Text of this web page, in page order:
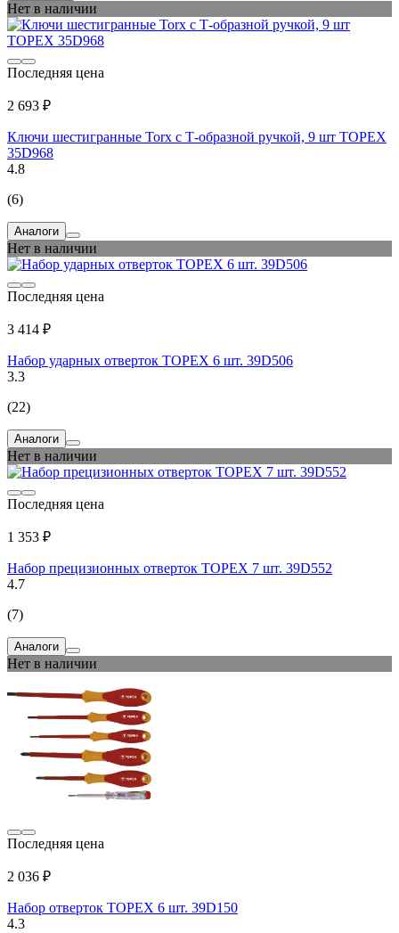
Нет в наличии
Последняя цена
2 693 ₽
Ключи шестигранные Torx с Т-образной ручкой, 9 шт TOPEX
35D968
4.8
(6)
Аналоги
Нет в наличии
Последняя цена
3 414 ₽
Набор ударных отверток TOPEX 6 шт. 39D506
3.3
(22)
Аналоги
Нет в наличии
Последняя цена
1 353 ₽
Набор прецизионных отверток TOPEX 7 шт. 39D552
4.7
(7)
Аналоги
Нет в наличии
Последняя цена
2 036 ₽
Набор отверток TOPEX 6 шт. 39D150
4.3